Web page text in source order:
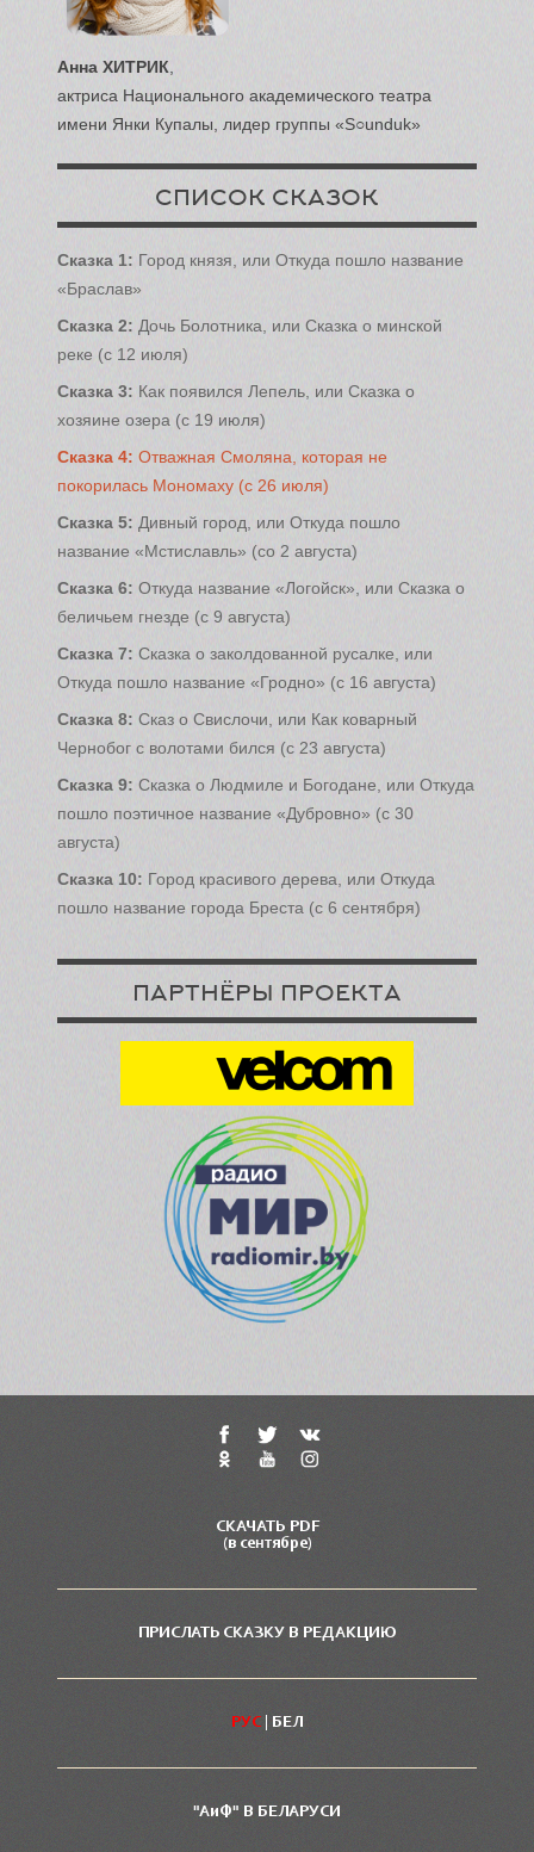
Анна ХИТРИК
актриса Национального академического театра
имени Янки Купалы, лидер группы «S○unduk»
СПИСОК СКАЗОК
Cказка 1: Город князя, или Откуда пошло название
«Браслав»
Сказка 2: Дочь Болотника, или Сказка о минской
реке (с 12 июля)
Сказка 3: Как появился Лепель, или Сказка о
хозяине озера (с 19 июля)
Сказка 4: Отважная Смоляна, которая не
покорилась Мономаху (с 26 июля)
Сказка 5: Дивный город, или Откуда пошло
название «Мстиславль» (со 2 августа)
Сказка 6: Откуда название «Логойск», или Сказка о
беличьем гнезде (с 9 августа)
Сказка 7: Сказка о заколдованной русалке, или
Откуда пошло название «Гродно» (с 16 августа)
Сказка 8: Сказ о Свислочи, или Как коварный
Чернобог с волотами бился (с 23 августа)
Сказка 9: Сказка о Людмиле и Богодане, или Откуда
пошло поэтичное название «Дубровно» (с 30
августа)
Сказка 10: Город красивого дерева, или Откуда
пошло название города Бреста (с 6 сентября)
ПАРТНЁРЫ ПРОЕКТА
СКАЧАТЬ PDF
(в сентябре)
ПРИСЛАТЬ СКАЗКУ В РЕДАКЦИЮ
РУС| БЕЛ
"АиФ" В БЕЛАРУСИ